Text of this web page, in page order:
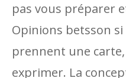
pas vous préparer
Opinions betsson
prennent une carte,
exprimer. La